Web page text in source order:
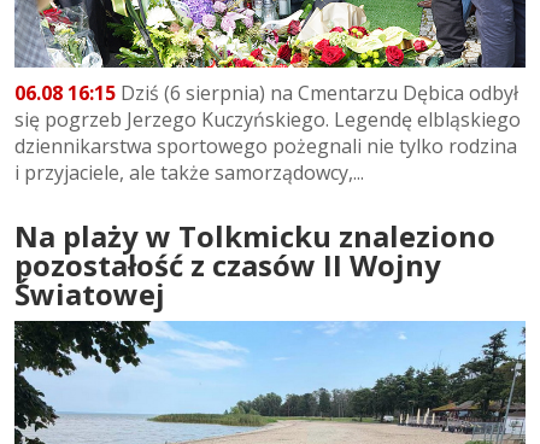
06.08 16:15 Dziś (6 sierpnia) na Cmentarzu Dębica odbył
się pogrzeb Jerzego Kuczyńskiego. Legendę elbląskiego
dziennikarstwa sportowego pożegnali nie tylko rodzina
i przyjaciele, ale także samorządowcy,...
Na plaży w Tolkmicku znaleziono
pozostałość z czasów II Wojny
Światowej